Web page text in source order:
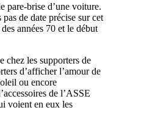
pare-brise d’une voiture.
de date précise sur cet
années 70 et le début
chez les supporters de
d’afficher l’amour de
ou encore
de l’ASSE
voient en eux les